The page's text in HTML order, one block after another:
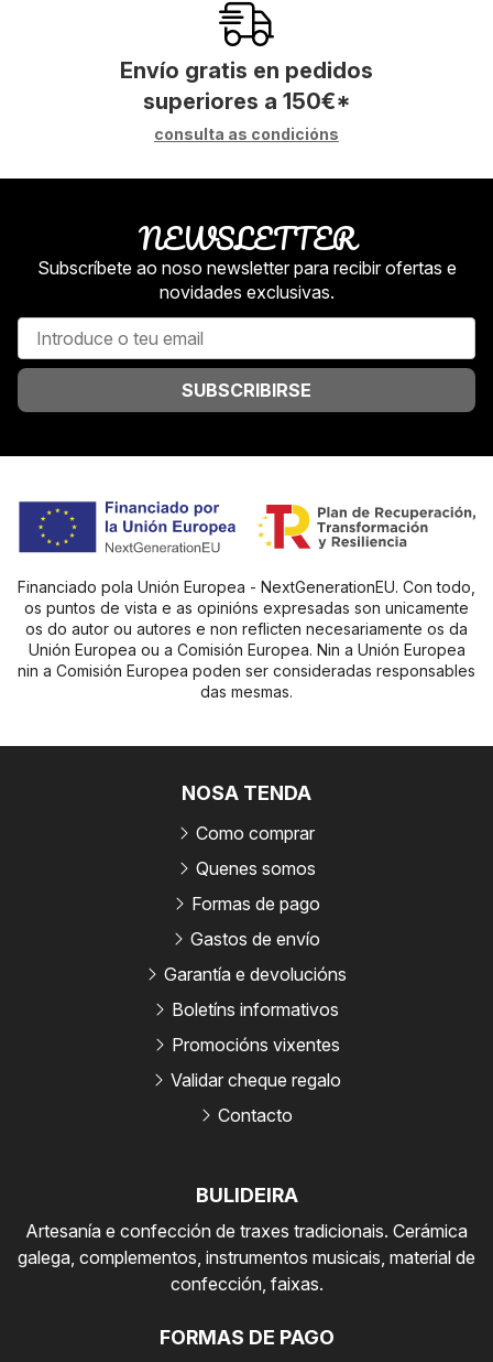
Envío gratis en pedidos
superiores a 150€*
consulta as condicións
NEWSLETTER
Subscríbete ao noso newsletter para recibir ofertas e
novidades exclusivas.
SUBSCRIBIRSE
Financiado pola Unión Europea - NextGenerationEU. Con todo,
os puntos de vista e as opinións expresadas son unicamente
os do autor ou autores e non reflicten necesariamente os da
Unión Europea ou a Comisión Europea. Nin a Unión Europea
nin a Comisión Europea poden ser consideradas responsables
das mesmas.
BULIDEIRA
Artesanía e confección de traxes tradicionais. Cerámica
galega, complementos, instrumentos musicais, material de
confección, faixas.
FORMAS DE PAGO
NOSA TENDA
Como comprar
Quenes somos
Formas de pago
Gastos de envío
Garantía e devolucións
Boletíns informativos
Promocións vixentes
Validar cheque regalo
Contacto